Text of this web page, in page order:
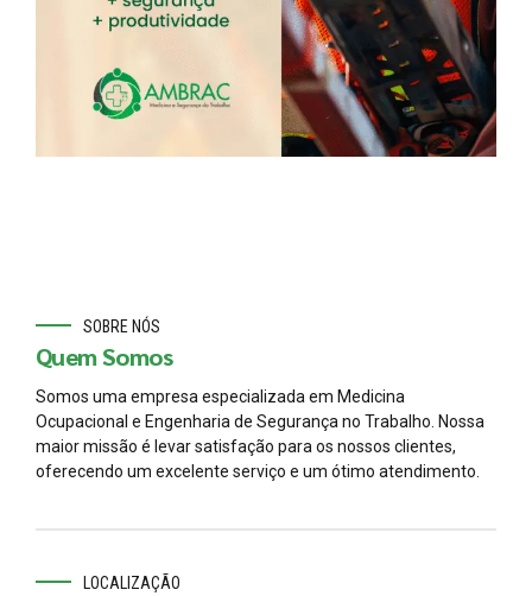
SOBRE NÓS
Quem Somos
Somos uma empresa especializada em Medicina
Ocupacional e Engenharia de Segurança no Trabalho. Nossa
maior missão é levar satisfação para os nossos clientes,
oferecendo um excelente serviço e um ótimo atendimento.
LOCALIZAÇÃO